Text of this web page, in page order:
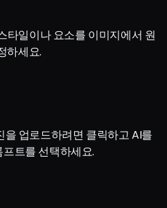
업로드하려면 클릭하고 AI를
트를 선택하세요.